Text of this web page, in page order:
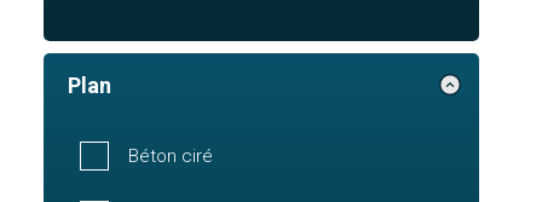
Plan
Béton ciré